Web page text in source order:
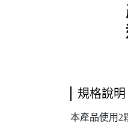
規格說明
本產品使用2